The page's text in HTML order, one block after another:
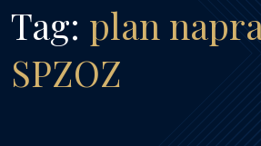
Tag: plan
SPZOZ